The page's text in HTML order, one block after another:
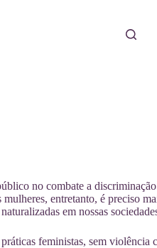
no combate a
entretanto, é preciso
em nossas
feministas, sem violência